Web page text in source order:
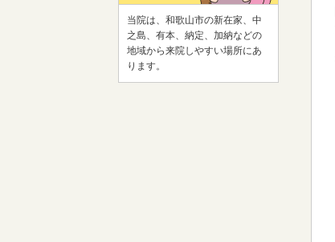
当院は、和歌山市の新在家、中
之島、有本、納定、加納などの
地域から来院しやすい場所にあ
ります。